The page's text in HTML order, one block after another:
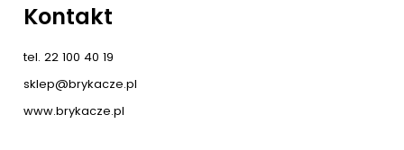
Kontakt
tel. 22 100 40 19
sklep@brykacze.pl
www.brykacze.pl